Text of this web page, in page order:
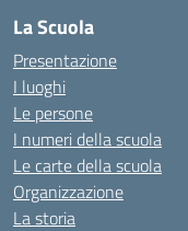
La Scuola
Presentazione
I luoghi
Le persone
I numeri della scuola
Le carte della scuola
Organizzazione
La storia